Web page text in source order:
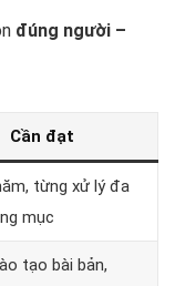
đúng người –
Cần đạt
từng xử lý đa
mục
tạo bài bản,